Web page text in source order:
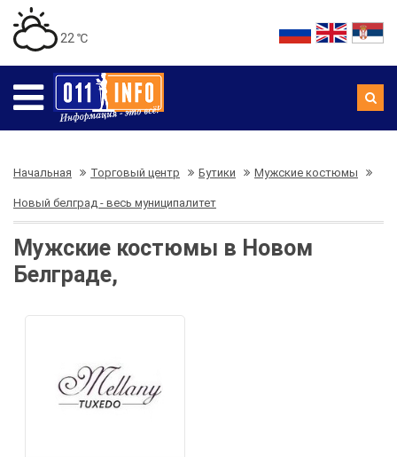
22 ℃
Начальная Торговый центр Бутики Мужские костюмы
Новый белград - весь муниципалитет
Мужские костюмы в Новом
Белграде,